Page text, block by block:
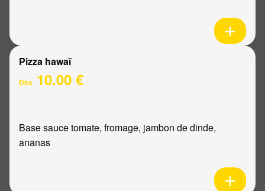
Pizza hawaï
Dès 10.00 €
Base sauce tomate, fromage, jambon de dinde,
ananas